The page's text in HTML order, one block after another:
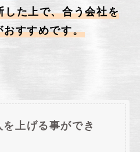
した上で、合う会社を
おすすめです。
上げる事ができ